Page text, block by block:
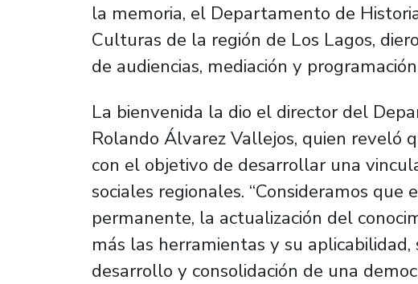
la memoria, el Departamento de
Culturas de la región de Los Lagos,
de audiencias, mediación y
La bienvenida la dio el director del
Rolando Álvarez Vallejos, quien reveló
con el objetivo de desarrollar una
sociales regionales. “Consideramos
permanente, la actualización del
más las herramientas y su aplicabilidad,
desarrollo y consolidación de una